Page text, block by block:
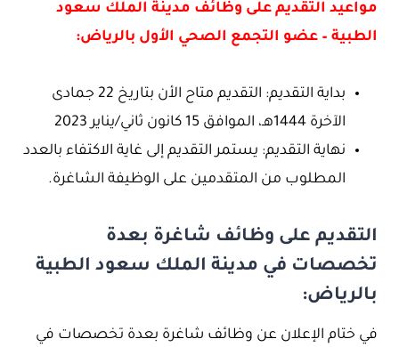
مواعيد التقديم على وظائف مدينة الملك سعود
الطبية – عضو التجمع الصحي الأول بالرياض:
بداية التقديم: التقديم متاح الأن بتاريخ 22 جمادى
الآخرة 1444هـ، الموافق 15 كانون ثاني/يناير 2023
نهاية التقديم: يستمر التقديم إلى غاية الاكتفاء بالعدد
المطلوب من المتقدمين على الوظيفة الشاغرة.
التقديم على وظائف شاغرة بعدة
تخصصات في مدينة الملك سعود الطبية
بالرياض:
في ختام الإعلان عن وظائف شاغرة بعدة تخصصات في